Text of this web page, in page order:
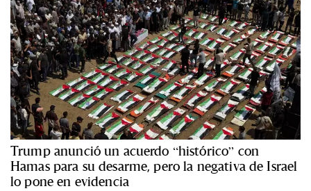
Trump anunció un acuerdo “histórico” con
Hamas para su desarme, pero la negativa de Israel
lo pone en evidencia